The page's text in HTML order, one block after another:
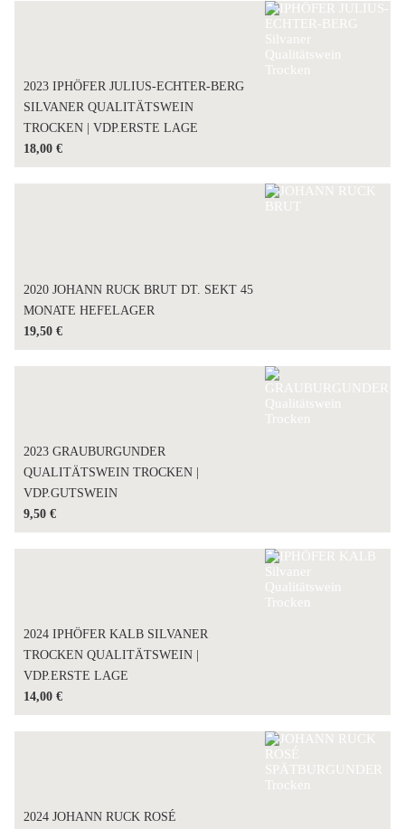
2023 IPHÖFER JULIUS-ECHTER-BERG
SILVANER QUALITÄTSWEIN
TROCKEN | VDP.ERSTE LAGE
18,00€
2020 JOHANN RUCK BRUT DT. SEKT 45
MONATE HEFELAGER
19,50€
2023 GRAUBURGUNDER
QUALITÄTSWEIN TROCKEN |
VDP.GUTSWEIN
9,50€
2024 IPHÖFER KALB SILVANER
TROCKEN QUALITÄTSWEIN |
VDP.ERSTE LAGE
14,00€
2024 JOHANN RUCK ROSÉ